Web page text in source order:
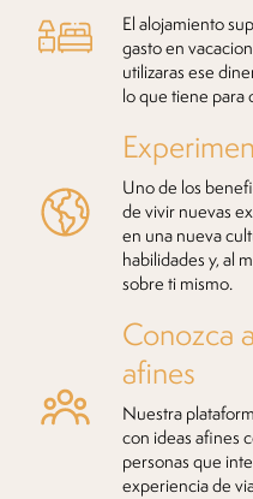
El alojamiento
gasto en
utilizaras ese
lo que tiene para
Uno de los
de vivir nuevas
en una nueva
habilidades y, al
sobre ti mismo.
Conozca
afines
Nuestra
con ideas afines
personas que
experiencia de